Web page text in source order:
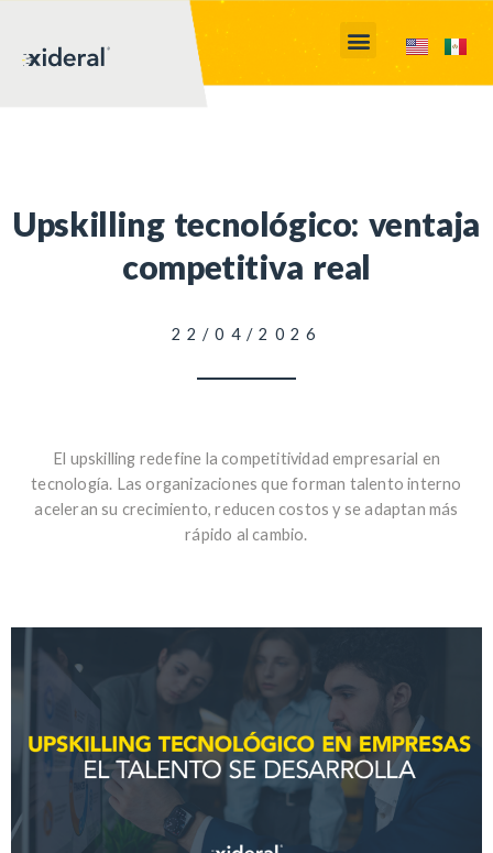
Upskilling tecnológico: ventaja
competitiva real
22/04/2026
El upskilling redefine la competitividad empresarial en
tecnología. Las organizaciones que forman talento interno
aceleran su crecimiento, reducen costos y se adaptan más
rápido al cambio.